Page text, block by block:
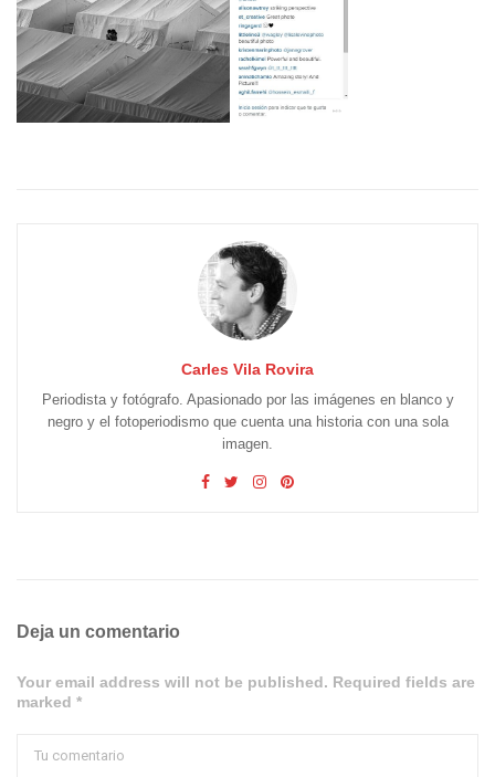
Carles Vila Rovira
Periodista y fotógrafo. Apasionado por las imágenes en blanco y
negro y el fotoperiodismo que cuenta una historia con una sola
imagen.
Deja un comentario
Your email address will not be published. Required fields are
marked *